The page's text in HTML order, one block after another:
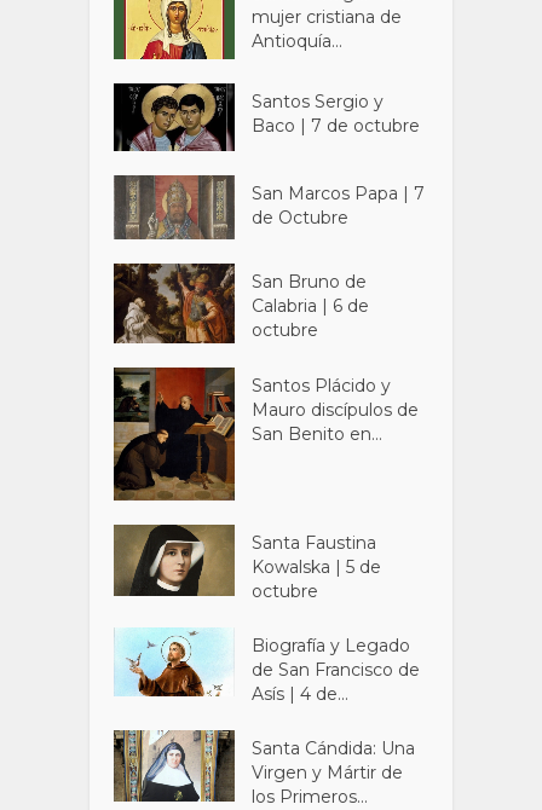
mujer cristiana de
Antioquía...
Santos Sergio y
Baco | 7 de octubre
San Marcos Papa | 7
de Octubre
San Bruno de
Calabria | 6 de
octubre
Santos Plácido y
Mauro discípulos de
San Benito en...
Santa Faustina
Kowalska | 5 de
octubre
Biografía y Legado
de San Francisco de
Asís | 4 de...
Santa Cándida: Una
Virgen y Mártir de
los Primeros...